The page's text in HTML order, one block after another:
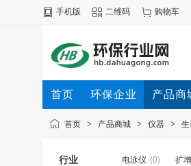
手机版 二维码 购物车
首页 环保企业 产品商
首页 > 产品商城 > 仪器 >
行业 电泳仪 (0) 扩